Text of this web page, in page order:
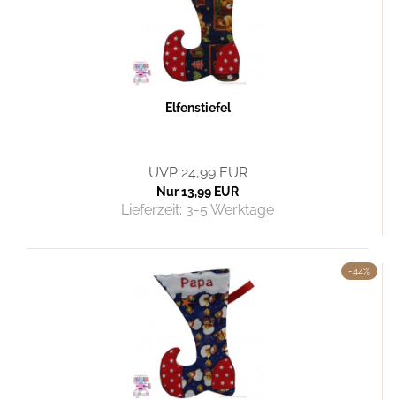
Elfenstiefel
UVP 24,99 EUR
Nur 13,99 EUR
Lieferzeit: 3-5 Werktage
-44%